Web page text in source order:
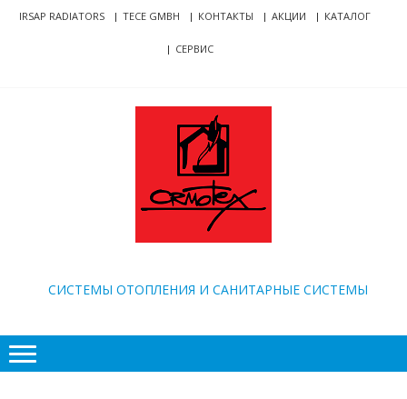
Skip
SkipIRSAP RADIATORS TECE GMBH КОНТАКТЫ АКЦИИ КАТАЛОГ
СЕРВИС
CИСТЕМЫ ОТОПЛЕНИЯ И САНИТАРНЫЕ СИСТЕМЫ